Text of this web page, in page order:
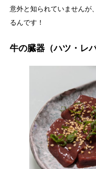
意外と知られていませんが、
るんです！
牛の臓器（ハツ・レ